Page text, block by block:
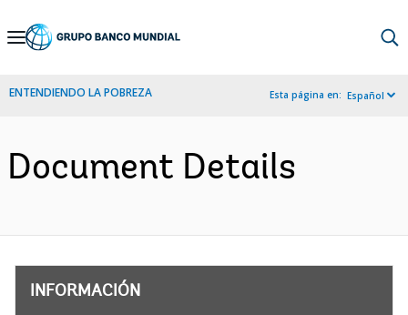
Skip
Navigation
ENTENDIENDO LA POBREZA Esta página en: Español
Document Details
INFORMACIÓN